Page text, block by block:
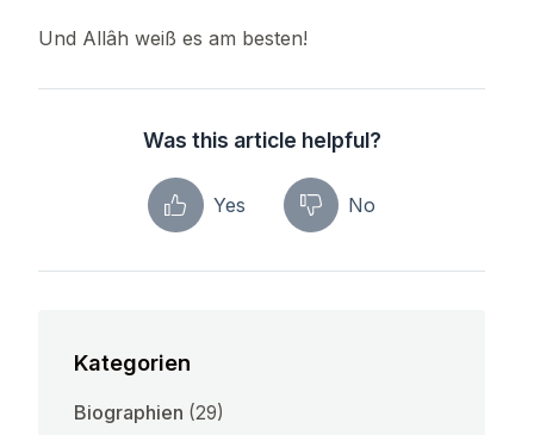
Und Allâh weiß es am besten!
Was this article helpful?
Yes No
Kategorien
Biographien (29)